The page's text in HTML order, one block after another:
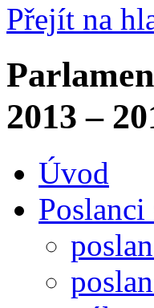
Přejít na
2013 –
Úvod